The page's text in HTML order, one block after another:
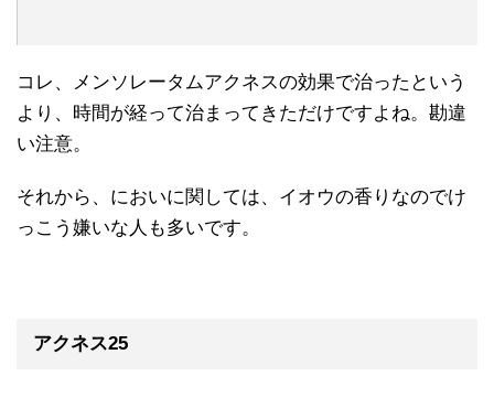
コレ、メンソレータムアクネスの効果で治ったという
より、時間が経って治まってきただけですよね。勘違
い注意。
それから、においに関しては、イオウの香りなのでけ
っこう嫌いな人も多いです。
アクネス25